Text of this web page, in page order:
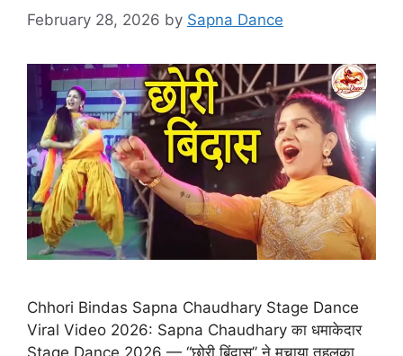
February 28, 2026 by Sapna Dance
Chhori Bindas Sapna Chaudhary Stage Dance
Viral Video 2026: Sapna Chaudhary का धमाकेदार
Stage Dance 2026 — “छोरी बिंदास” ने मचाया तहलका,